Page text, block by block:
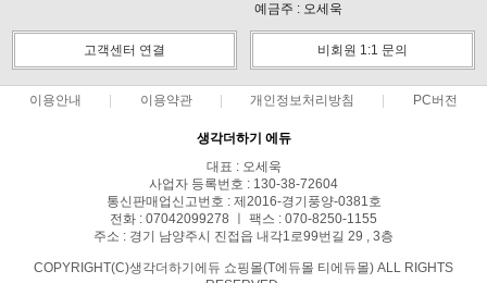
예금주 : 오세욱
고객센터 연결 비회원 1:1 문의
이용안내 이용약관 개인정보처리방침 PC버전
생각더하기 에듀
대표 : 오세욱
사업자 등록번호 : 130-38-72604
통신판매업신고번호 : 제2016-경기풍양-0381호
전화 : 07042099278 ㅣ 팩스 : 070-8250-1155
주소 : 경기 남양주시 진접읍 내각1로99번길 29 , 3층
COPYRIGHT(C)생각더하기에듀 쇼핑몰(T에듀몰 티에듀몰) ALL RIGHTS